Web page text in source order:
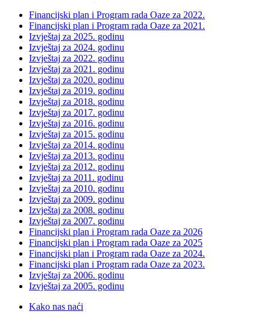
Financijski plan i Program rada Oaze za 2022.
Financijski plan i Program rada Oaze za 2021.
Izvještaj za 2025. godinu
Izvještaj za 2024. godinu
Izvještaj za 2022. godinu
Izvještaj za 2021. godinu
Izvještaj za 2020. godinu
Izvještaj za 2019. godinu
Izvještaj za 2018. godinu
Izvještaj za 2017. godinu
Izvještaj za 2016. godinu
Izvještaj za 2015. godinu
Izvještaj za 2014. godinu
Izvještaj za 2013. godinu
Izvještaj za 2012. godinu
Izvještaj za 2011. godinu
Izvještaj za 2010. godinu
Izvještaj za 2009. godinu
Izvještaj za 2008. godinu
Izvještaj za 2007. godinu
Financijski plan i Program rada Oaze za 2026
Financijski plan i Program rada Oaze za 2025
Financijski plan i Program rada Oaze za 2024.
Financijski plan i Program rada Oaze za 2023.
Izvještaj za 2006. godinu
Izvještaj za 2005. godinu
Kako nas naći